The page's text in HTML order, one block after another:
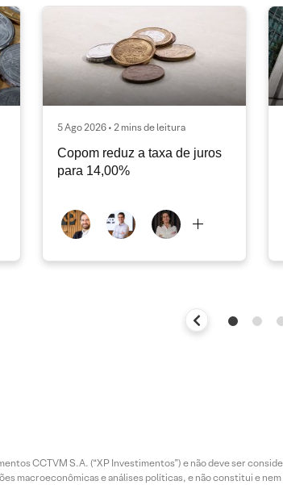
5 Ago 2026 • 2 mins de leitura
Copom reduz a taxa de juros
para 14,00%
CCTVM S.A. (“XP Investimentos”) e não deve ser
macroeconômicas e análises políticas, e não constitui e